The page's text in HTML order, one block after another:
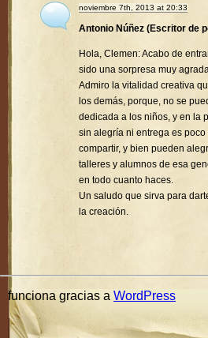
noviembre 7th, 2013 at 20:33
Antonio Núñez (Escritor de
Hola, Clemen: Acabo de
sido una sorpresa muy
Admiro la vitalidad creativa
los demás, porque, no se
dedicada a los niños, y en la
sin alegría ni entrega es
compartir, y bien pueden
talleres y alumnos de esa
en todo cuanto haces.
Un saludo que sirva para
la creación.
funciona gracias a WordPress